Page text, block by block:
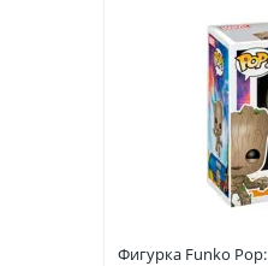
Фигурка Funko